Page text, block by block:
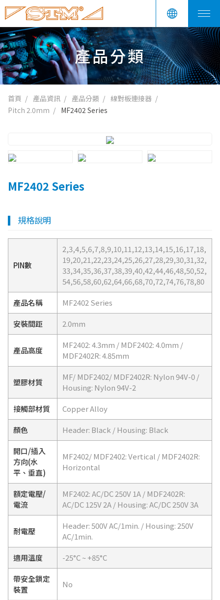
產品分類
首頁 產品資訊 產品分類
線對板連接器
Pitch 2.0mm
MF2402 Series
MF2402 Series
規格說明
PIN數
2,3,4,5,6,7,8,9,10,11,12,13,14,15,16,17,18,
19,20,21,22,23,24,25,26,27,28,29,30,31,32,
33,34,35,36,37,38,39,40,42,44,46,48,50,52,
54,56,58,60,62,64,66,68,70,72,74,76,78,80
產品名稱 MF2402 Series
安裝間距 2.0mm
產品高度
MF2402: 4.3mm / MDF2402: 4.0mm /
MDF2402R: 4.85mm
塑膠材質
MF/ MDF2402/ MDF2402R: Nylon 94V-0 /
Housing: Nylon 94V-2
接觸部材質 Copper Alloy
顏色 Header: Black / Housing: Black
開口/插入
方向(水
平、垂直)
MF2402/ MDF2402: Vertical / MDF2402R:
Horizontal
額定電壓/
電流
MF2402: AC/DC 250V 1A / MDF2402R:
AC/DC 125V 2A / Housing: AC/DC 250V 3A
耐電壓
Header: 500V AC/1min. / Housing: 250V
AC/1min.
適用溫度 -25°C ~ +85°C
帶安全鎖定
裝置
No